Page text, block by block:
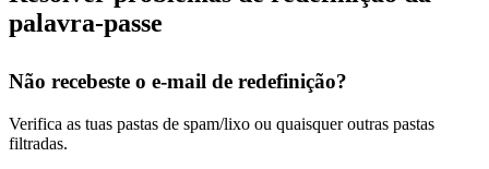
palavra-passe
Não recebeste o e-mail de redefinição?
Verifica as tuas pastas de spam/lixo ou quaisquer outras pastas
filtradas.